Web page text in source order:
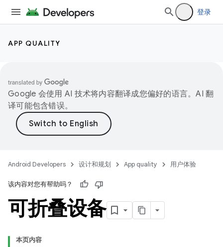
登录
APP QUALITY
Google 会使用 AI 技术将内容翻译成您偏好的语言。AI 翻
译可能包含错误。
Android Developers 设计和规划 App quality 用户体验
该内容对您有帮助吗？
可折叠设备
本页内容